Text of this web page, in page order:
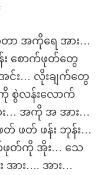
ာ အကိုရေ အား…
း စောက်ဖုတ်တွေ
အင်း… လိုးချက်တွေ
စွဲလန်းလောက်
း… အကို အ အား…
တ် ဖတ် ဖန်း ဘုန်း…
ဖုတ်ကို အိုး… သေ
အား…. အား…